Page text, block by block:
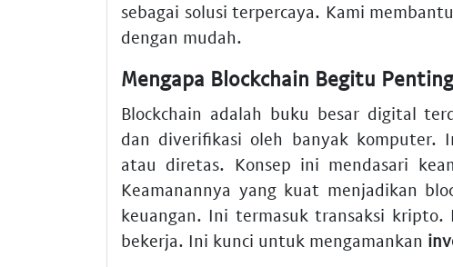
sebagai solusi terpercaya. Kami
dengan mudah.
Mengapa Blockchain Begitu
Blockchain adalah buku besar digital
dan diverifikasi oleh banyak komputer.
atau diretas. Konsep ini mendasari
Keamanannya yang kuat menjadikan
keuangan. Ini termasuk transaksi kripto.
bekerja. Ini kunci untuk mengamankan